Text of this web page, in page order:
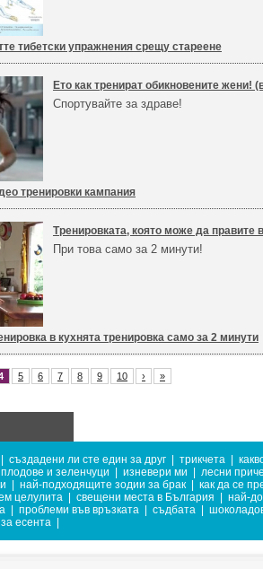
тибетски упражнения срещу стареене
Ето как тренират обикновените жени!
Спортувайте за здраве!
тренировки кампания
Тренировката, която може да правите
При това само за 2 минути!
в кухнята тренировка само за 2 минути
5 6 7 8 9 10 › »
създадени ли сте един за друг трикчета
и зеленчуци
изневери ми
лесни
най-подходящите зодии за брак
как да се
целулита
свещени места в България
най-
проблеми във връзката съдбата
есента